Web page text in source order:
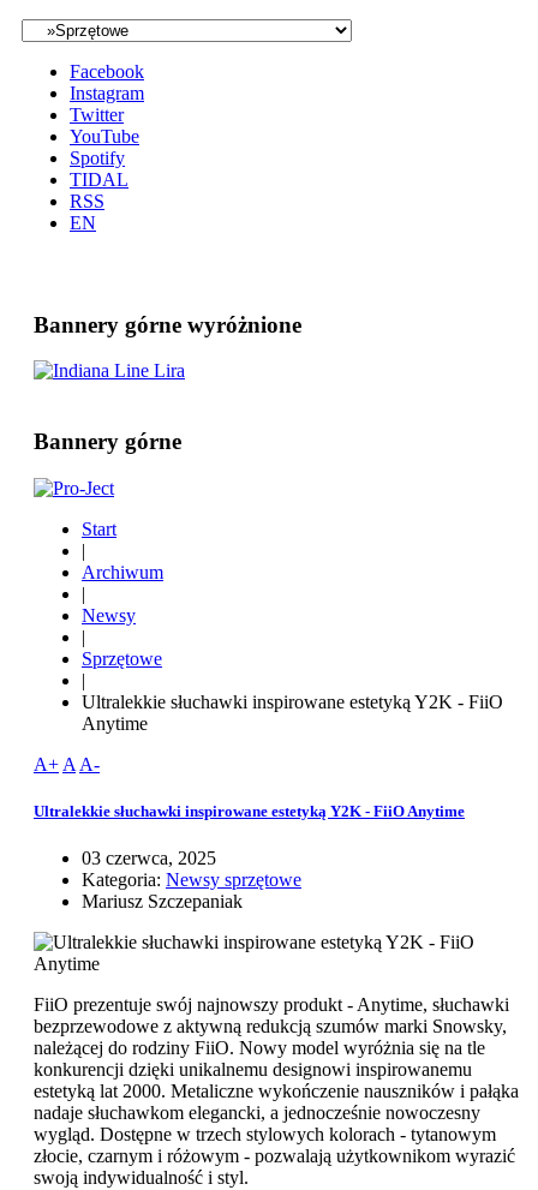
Facebook
Instagram
Twitter
YouTube
Spotify
TIDAL
RSS
EN
Bannery górne wyróżnione
Bannery górne
Start
|
Archiwum
|
Newsy
|
Sprzętowe
|
Ultralekkie słuchawki inspirowane estetyką Y2K - FiiO
Anytime
A+ A A-
Ultralekkie słuchawki inspirowane estetyką Y2K - FiiO Anytime
03 czerwca, 2025
Kategoria: Newsy sprzętowe
Mariusz Szczepaniak
FiiO prezentuje swój najnowszy produkt - Anytime, słuchawki
bezprzewodowe z aktywną redukcją szumów marki Snowsky,
należącej do rodziny FiiO. Nowy model wyróżnia się na tle
konkurencji dzięki unikalnemu designowi inspirowanemu
estetyką lat 2000. Metaliczne wykończenie nauszników i pałąka
nadaje słuchawkom elegancki, a jednocześnie nowoczesny
wygląd. Dostępne w trzech stylowych kolorach - tytanowym
złocie, czarnym i różowym - pozwalają użytkownikom wyrazić
swoją indywidualność i styl.